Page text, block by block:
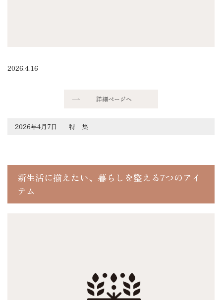
2026.4.16
詳細ページへ
2026年4月7日 特 集
新生活に揃えたい、暮らしを整える7つのアイ
テム